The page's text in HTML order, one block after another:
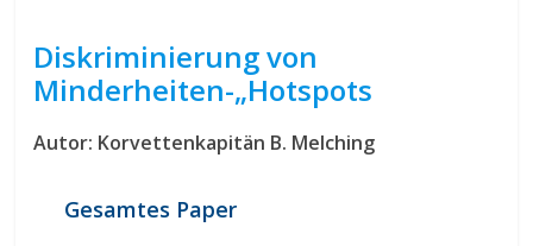
Diskriminierung von
Minderheiten-„Hotspots
Autor: Korvettenkapitän B. Melching
Gesamtes Paper